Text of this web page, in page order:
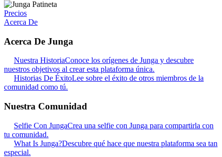
Precios
Acerca De
Acerca De Junga
Nuestra HistoriaConoce los orígenes de Junga y descubre
nuestros objetivos al crear esta plataforma única.
Historias De ÉxitoLee sobre el éxito de otros miembros de la
comunidad como tú.
Nuestra Comunidad
Selfie Con JungaCrea una selfie con Junga para compartirla con
tu comunidad.
What Is Junga?Descubre qué hace que nuestra plataforma sea tan
especial.